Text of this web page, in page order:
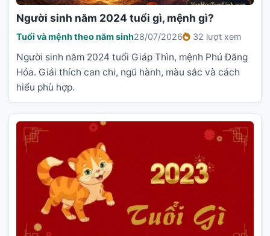
Người sinh năm 2024 tuổi gì, mệnh gì?
Tuổi và mệnh theo năm sinh28/07/2026 32 lượt xem
Người sinh năm 2024 tuổi Giáp Thìn, mệnh Phú Đăng
Hỏa. Giải thích can chi, ngũ hành, màu sắc và cách
hiểu phù hợp.